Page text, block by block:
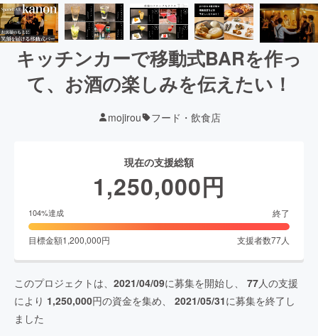
キッチンカーで移動式BARを作っ
て、お酒の楽しみを伝えたい！
mojirou フード・飲食店
現在の支援総額
1,250,000円
104%達成 終了
目標金額1,200,000円 支援者数77人
このプロジェクトは、 2021/04/09に募集を開始し、 77人の支援
により 1,250,000円の資金を集め、 2021/05/31に募集を終了し
ました